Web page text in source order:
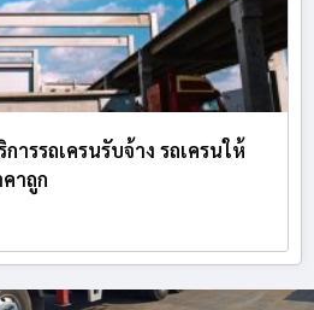
ารรถเครนรับจ้าง รถเครนให้
คาถูก